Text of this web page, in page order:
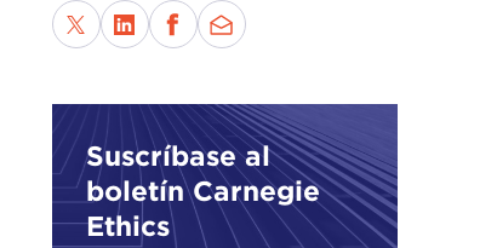
Suscríbase al
boletín Carnegie
Ethics